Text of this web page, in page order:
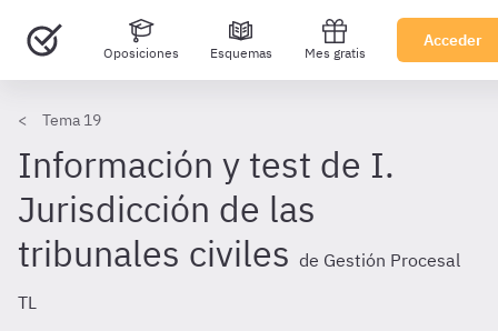
Oposiciones Esquemas Mes gratis
Acceder
Tema 19
Información y test de I.
Jurisdicción de las
tribunales civiles de Gestión Procesal
TL